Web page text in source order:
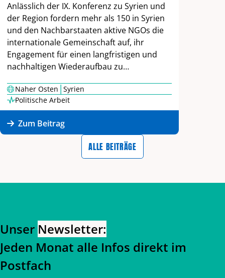
Anlässlich der IX. Konferenz zu Syrien und
der Region fordern mehr als 150 in Syrien
und den Nachbarstaaten aktive NGOs die
internationale Gemeinschaft auf, ihr
Engagement für einen langfristigen und
nachhaltigen Wiederaufbau zu…
Naher Osten|Syrien
Politische Arbeit
Zum Beitrag
ALLE BEITRÄGE
Unser Newsletter:
Jeden Monat alle Infos direkt im
Postfach